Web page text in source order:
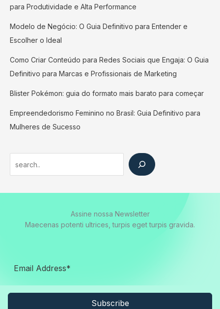
para Produtividade e Alta Performance
Modelo de Negócio: O Guia Definitivo para Entender e
Escolher o Ideal
Como Criar Conteúdo para Redes Sociais que Engaja: O Guia
Definitivo para Marcas e Profissionais de Marketing
Blister Pokémon: guia do formato mais barato para começar
Empreendedorismo Feminino no Brasil: Guia Definitivo para
Mulheres de Sucesso
Assine nossa Newsletter
Maecenas potenti ultrices, turpis eget turpis gravida.
Subscribe